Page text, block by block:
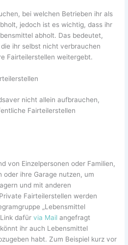
bei welchen Betrieben ihr als
jedoch ist es wichtig, dass ihr
abholt. Das bedeutet,
ihr selbst nicht verbrauchen
Fairteilerstellen weitergebt.
nicht allein aufbrauchen,
Fairteilerstellen
von Einzelpersonen oder Familien,
oder ihre Garage nutzen, um
und mit anderen
Fairteilerstellen werden
„Lebensmittel
dafür via Mail angefragt
ihr auch Lebensmittel
habt. Zum Beispiel kurz vor